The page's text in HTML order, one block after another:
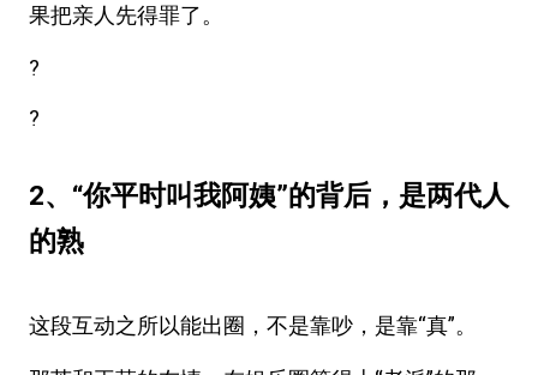
果把亲人先得罪了。
?
?
2、“你平时叫我阿姨”的背后，是两代人
的熟
这段互动之所以能出圈，不是靠吵，是靠“真”。